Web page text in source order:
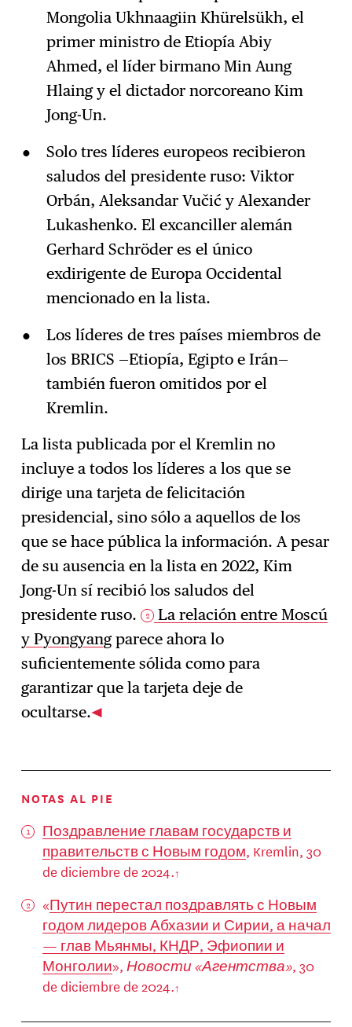
Mongolia Ukhnaagiin Khürelsükh, el
primer ministro de Etiopía Abiy
Ahmed, el líder birmano Min Aung
Hlaing y el dictador norcoreano Kim
Jong-Un.
Solo tres líderes europeos recibieron
saludos del presidente ruso: Viktor
Orbán, Aleksandar Vučić y Alexander
Lukashenko. El excanciller alemán
Gerhard Schröder es el único
exdirigente de Europa Occidental
mencionado en la lista.
Los líderes de tres países miembros de
los BRICS —Etiopía, Egipto e Irán—
también fueron omitidos por el
Kremlin.
La lista publicada por el Kremlin no
incluye a todos los líderes a los que se
dirige una tarjeta de felicitación
presidencial, sino sólo a aquellos de los
que se hace pública la información. A pesar
de su ausencia en la lista en 2022, Kim
Jong-Un sí recibió los saludos del
presidente ruso. 2
La relación entre Moscú
y Pyongyangparece ahora lo
suficientemente sólida como para
garantizar que la tarjeta deje de
ocultarse.
NOTAS AL PIE
Поздравление главам государств и
правительств с Новым годом, Kremlin, 30
de diciembre de 2024.
«Путин перестал поздравлять с Новым
годом лидеров Абхазии и Сирии, а начал
— глав Мьянмы, КНДР, Эфиопии и
Монголии», Новости «Агентства», 30
de diciembre de 2024.